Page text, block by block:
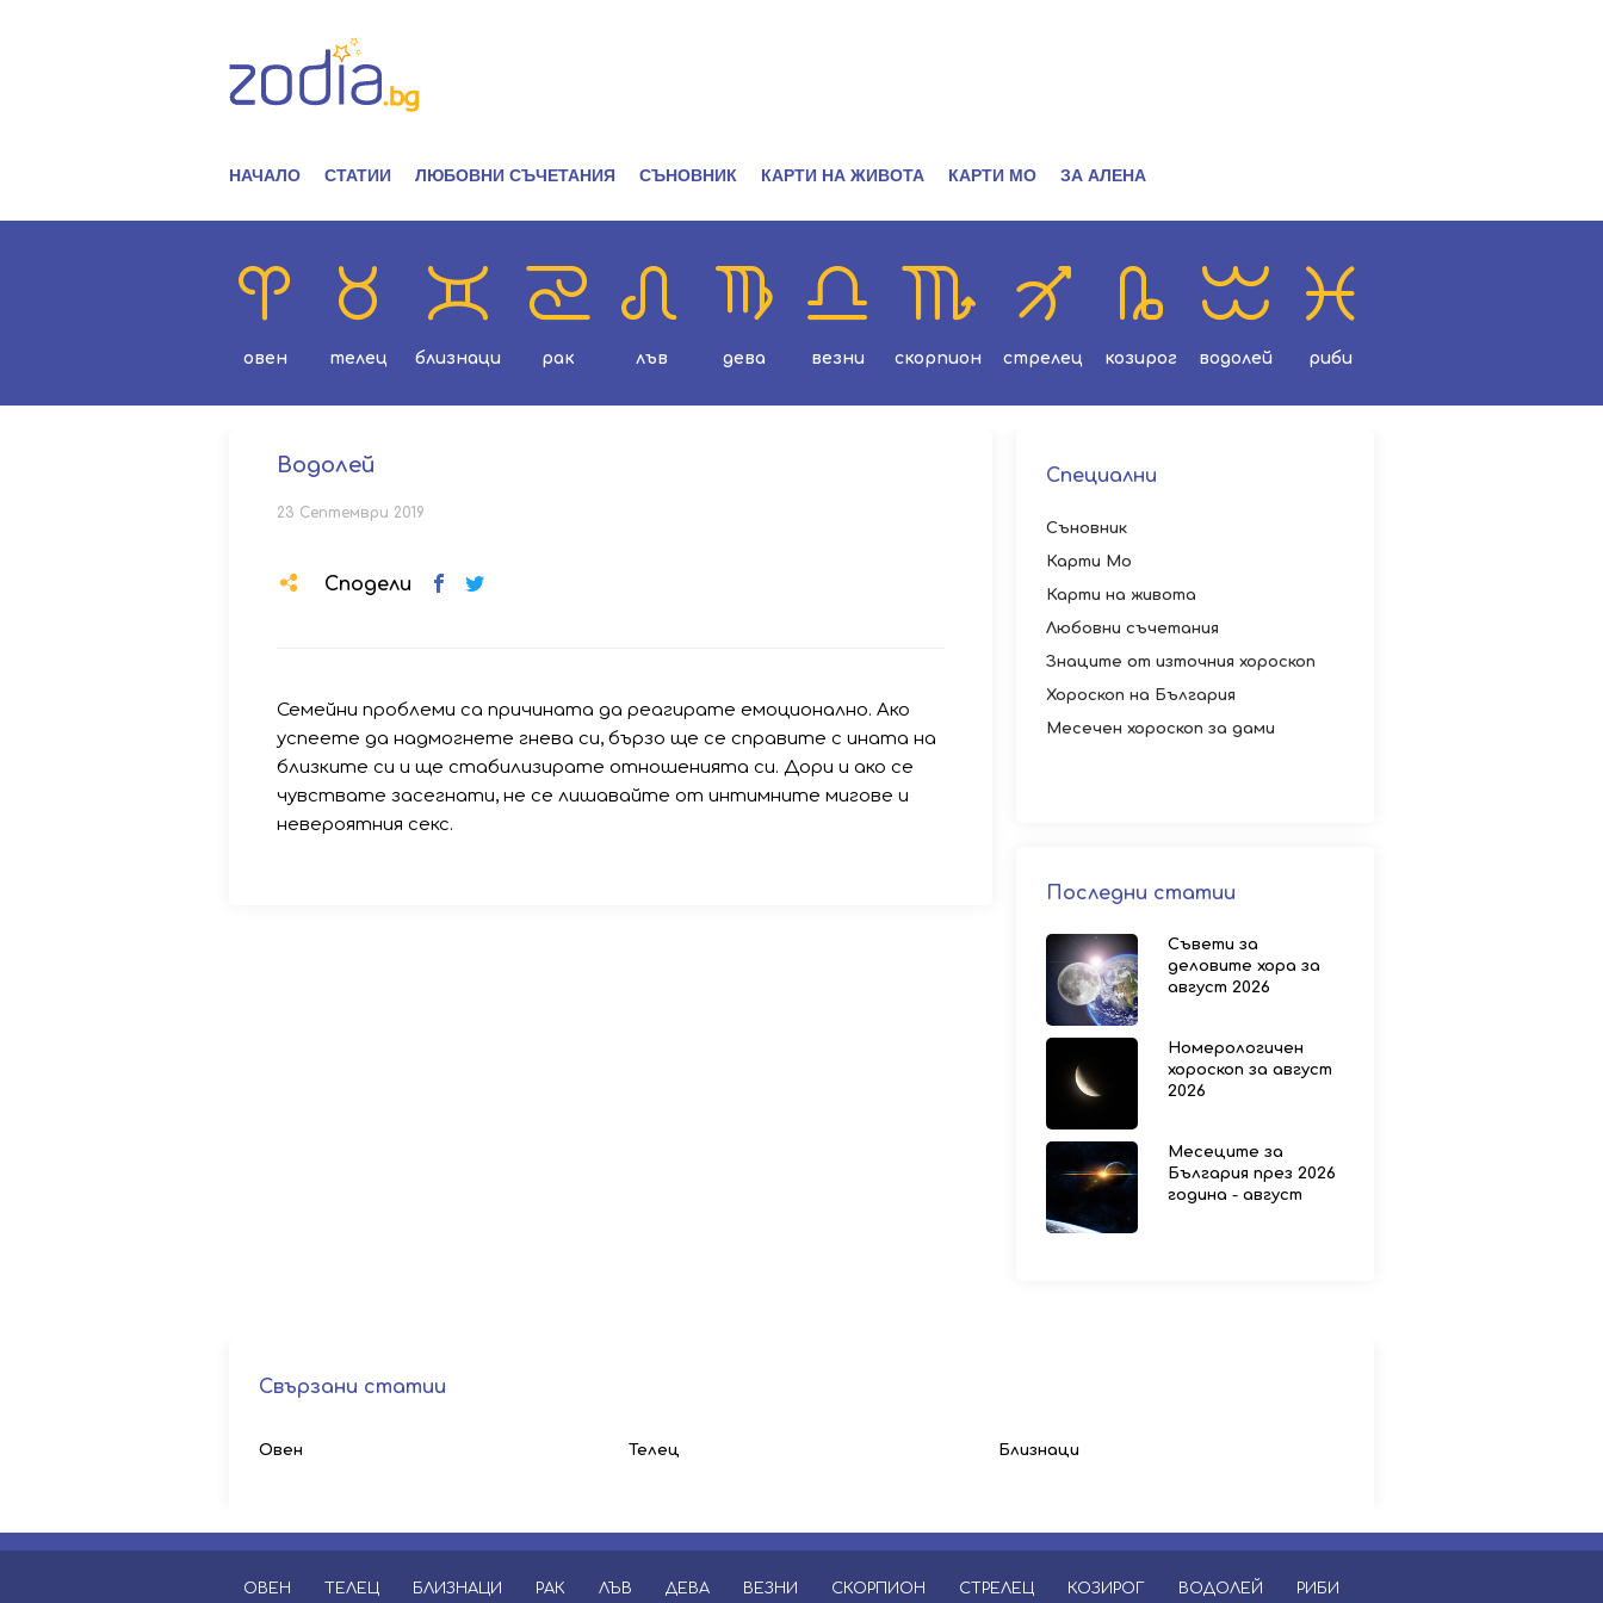
НАЧАЛО СТАТИИ ЛЮБОВНИ СЪЧЕТАНИЯ СЪНОВНИК КАРТИ НА ЖИВОТА КАРТИ МО ЗА АЛЕНА
овен телец близнаци рак лъв дева везни скорпион стрелец козирог водолей риби
Водолей
23 Септември 2019
Сподели
Семейни проблеми са причината да реагирате емоционално. Ако
успеете да надмогнете гнева си, бързо ще се справите с ината на
близките си и ще стабилизирате отношенията си. Дори и ако се
чувствате засегнати, не се лишавайте от интимните мигове и
невероятния секс.
Специални
Съновник
Карти Мо
Карти на живота
Любовни съчетания
Знаците от източния хороскоп
Хороскоп на България
Месечен хороскоп за дами
Последни статии
Съвети за
деловите хора за
август 2026
Номерологичен
хороскоп за август
2026
Месеците за
България през 2026
година - август
Свързани статии
Овен Телец Близнаци
ОВЕН ТЕЛЕЦ БЛИЗНАЦИ РАК ЛЪВ ДЕВА ВЕЗНИ СКОРПИОН СТРЕЛЕЦ КОЗИРОГ ВОДОЛЕЙ РИБИ